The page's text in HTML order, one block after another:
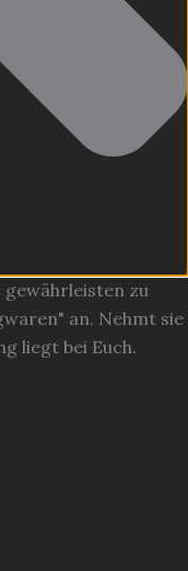
gewährleisten zu
an. Nehmt sie
liegt bei Euch.